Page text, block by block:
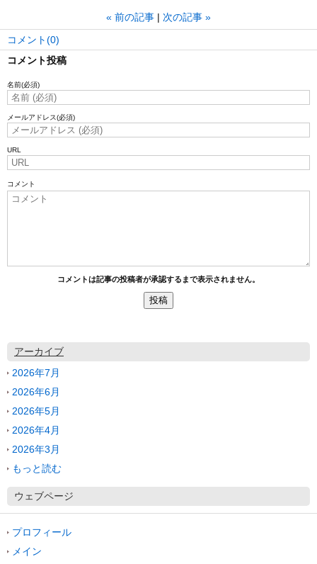
« 前の記事 次の記事 »
コメント(0)
コメント投稿
名前(必須)
メールアドレス(必須)
URL
コメント
コメントは記事の投稿者が承認するまで表示されません。
アーカイブ
2026年7月
2026年6月
2026年5月
2026年4月
2026年3月
もっと読む
ウェブページ
プロフィール
メイン